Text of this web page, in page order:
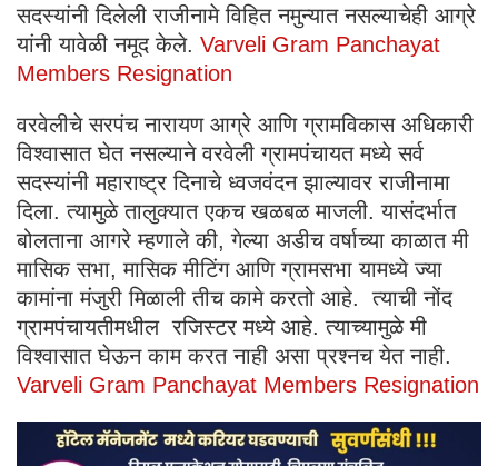
सदस्यांनी दिलेली राजीनामे विहित नमुन्यात नसल्याचेही आग्रे
यांनी यावेळी नमूद केले. Varveli Gram Panchayat
Members Resignation
वरवेलीचे सरपंच नारायण आग्रे आणि ग्रामविकास अधिकारी
विश्वासात घेत नसल्याने वरवेली ग्रामपंचायत मध्ये सर्व
सदस्यांनी महाराष्ट्र दिनाचे ध्वजवंदन झाल्यावर राजीनामा
दिला. त्यामुळे तालुक्यात एकच खळबळ माजली. यासंदर्भात
बोलताना आगरे म्हणाले की, गेल्या अडीच वर्षाच्या काळात मी
मासिक सभा, मासिक मीटिंग आणि ग्रामसभा यामध्ये ज्या
कामांना मंजुरी मिळाली तीच कामे करतो आहे. त्याची नोंद
ग्रामपंचायतीमधील रजिस्टर मध्ये आहे. त्याच्यामुळे मी
विश्वासात घेऊन काम करत नाही असा प्रश्नच येत नाही.
Varveli Gram Panchayat Members Resignation